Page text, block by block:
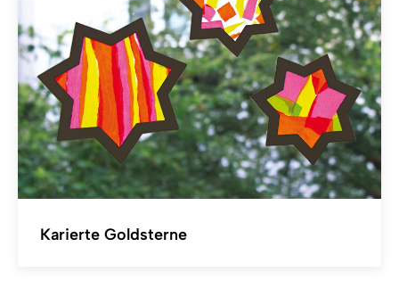
Karierte Goldsterne